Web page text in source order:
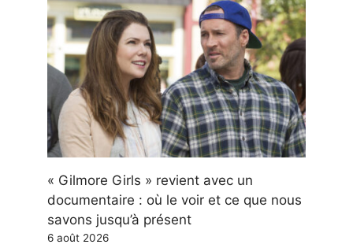
« Gilmore Girls » revient avec un
documentaire : où le voir et ce que nous
savons jusqu’à présent
6 août 2026